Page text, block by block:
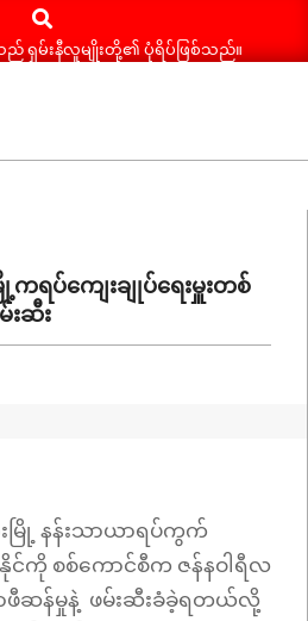
Search
ရှမ်းနီလူမျိုးတို့၏ ပုံရိပ်ဖြစ်သည်။
ြို့ကရပ်ကျေးချုပ်ရေးမှူးတစ်
းဆီး
ားမြို့ နန်းသာယာရပ်ကွက်
နိုင်ကို စစ်ကောင်စီက ဇန်နဝါရီလ
ဖီဆန်မှုနဲ့ ဖမ်းဆီးခံခဲ့ရတယ်လို့